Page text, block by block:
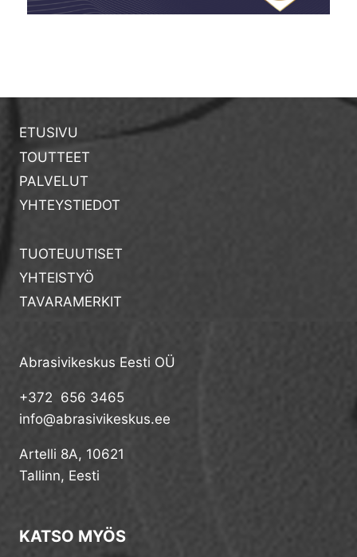
ETUSIVU
TOUTTEET
PALVELUT
YHTEYSTIEDOT
TUOTEUUTISET
YHTEISTYÖ
TAVARAMERKIT
Abrasivikeskus Eesti OÜ
+372 656 3465
info@abrasivikeskus.ee
Artelli 8A, 10621
Tallinn, Eesti
KATSO MYÖS